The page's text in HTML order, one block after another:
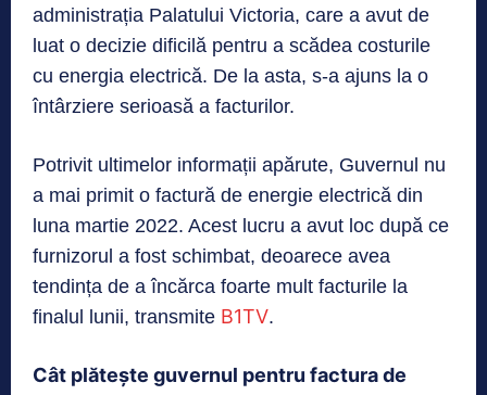
administrația Palatului Victoria, care a avut de
luat o decizie dificilă pentru a scădea costurile
cu energia electrică. De la asta, s-a ajuns la o
întârziere serioasă a facturilor.
Potrivit ultimelor informații apărute, Guvernul nu
a mai primit o factură de energie electrică din
luna martie 2022. Acest lucru a avut loc după ce
furnizorul a fost schimbat, deoarece avea
tendința de a încărca foarte mult facturile la
finalul lunii, transmite B1TV.
Cât plătește guvernul pentru factura de